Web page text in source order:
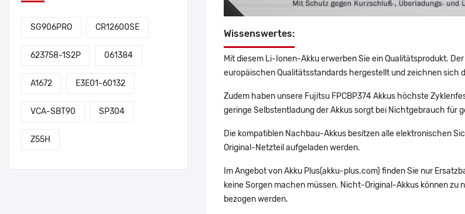
SG906PRO CR12600SE
623758-1S2P 061384
A1672 E3E01-60132
VCA-SBT90 SP304
Z55H
Wissenswertes:
Mit diesem Li-Ionen-Akku erwerben Sie ein Qualitätsprodukt.
europäischen Qualitätsstandards hergestellt und zeichnen sich
Zudem haben unsere Fujitsu FPCBP374 Akkus höchste
geringe Selbstentladung der Akkus sorgt bei Nichtgebrauch für
Die kompatiblen Nachbau-Akkus besitzen alle elektronischen
Original-Netzteil aufgeladen werden.
Im Angebot von Akku Plus(akku-plus.com) finden Sie nur
keine Sorgen machen müssen. Nicht-Original-Akkus können
bezogen werden.